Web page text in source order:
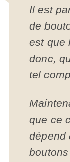
Il est
de
est que
donc,
tel
que ce
dépend